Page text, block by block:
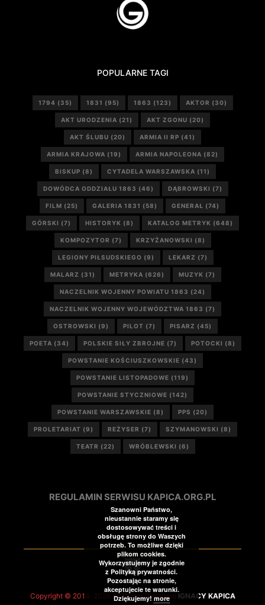
POPULARNE TAGI
1794 (35) 1831 (95) 1863 (123) AKTOR (30)
AKT URODZENIA (21) AKT ZGONU (20)
AKT ŚLUBU (20) ARMIA II RP (41)
ARMIA KRAJOWA (19) ARMIA NAPOLEONA (82)
BISKUP (8) CYTADELA WARSZAWSKA (11)
DOWÓDCA ODDZIAŁU 1863 (46) DĄBROWSKI (7)
FILM (25) GALERIA 1831 (58) GENERAŁ (74)
GÓRSKI (7) HISTORYK (8) KATALOG METRYK (648)
KOMPOZYTOR (7) KRZYŻANOWSKI (8)
LEGIONY PIŁSUDSKIEGO (9) LEKARZ (7)
MALARZ (31) METRYKA (626) MUZYK (7)
NACZELNIK WOJENNY POWIATU 1863 (24)
NACZELNIK WOJENNY WOJEWÓDZTWA 1863 (7)
OSTROWSKI (9) PILOT (7) PISARZ (45)
POETA (34) POLSKIE SIŁY ZBROJNE (7) POTOCKI (8)
POWSTANIE KOŚCIUSZKOWSKIE (43)
POWSTANIE LISTOPADOWE (119)
POWSTANIE STYCZNIOWE (142)
POWSTANIE WARSZAWSKIE (8) PPS (20)
PROLETARIAT (9) REŻYSER (7) SZYMANOWSKI (8)
TEATR (22) WRÓBLEWSKI (6)
REGULAMIN SERWISU KAPICA.ORG.PL
Copyright © 2014-2026 All Rights Reserved IGNACY KAPICA
Szanowni Państwo,
nieustannie staramy się
dostosowywać treści i
obsługę strony do Waszych
potrzeb. To możliwe dzięki
plikom cookies.
Wykorzystujemy je zgodnie
z Polityką prywatności.
Pozostając na stronie,
akceptujecie te warunki.
Dziękujemy!more